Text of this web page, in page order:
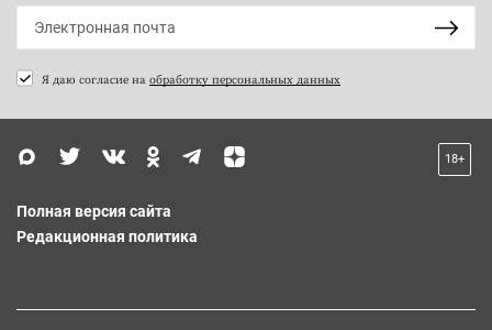
Я даю согласие на обработку персональных данных
18+
Полная версия сайта
Редакционная политика